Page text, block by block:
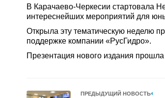
В Карачаево-Черкесии стартовала
интереснейших мероприятий для
Открыла эту тематическую неделю
поддержке компании «РусГидро».
Презентация нового издания
ПРЕДЫДУЩИЙ НОВОСТЬ